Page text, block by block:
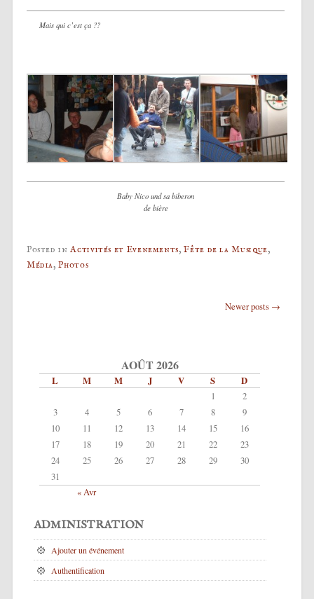
Mais qui c’est ça ??
Baby Nico und sa biberon
de bière
Posted inActivités et Evenements,Fête de la Musique,
Média,Photos
Newer posts →
AOÛT 2026
L M M J V S D
« Avr
1
2
3
4 5 6 7 8
9
10
11 12 13 14 15
16
17
18 19 20 21 22
23
24
25 26 27 28 29
30
31
ADMINISTRATION
Ajouter un événement
Authentification